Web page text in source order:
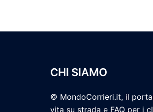
CHI SIAMO
© MondoCorrieri.it, il
vita su strada e FAQ per i